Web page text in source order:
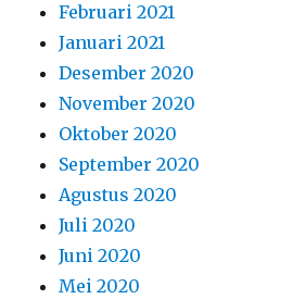
Februari 2021
Januari 2021
Desember 2020
November 2020
Oktober 2020
September 2020
Agustus 2020
Juli 2020
Juni 2020
Mei 2020